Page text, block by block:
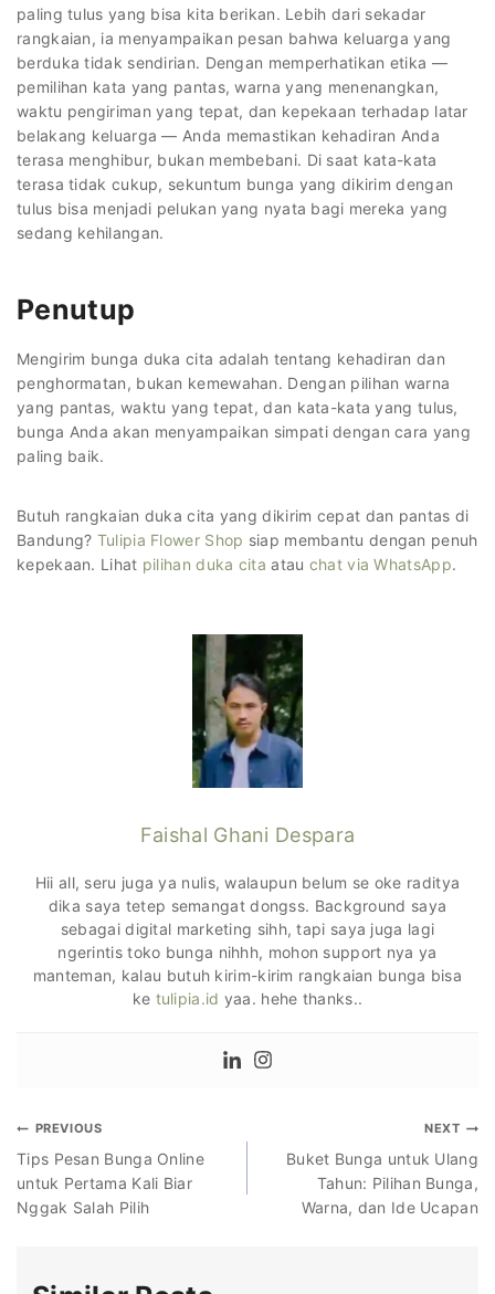
paling tulus yang bisa kita berikan. Lebih dari sekadar
rangkaian, ia menyampaikan pesan bahwa keluarga yang
berduka tidak sendirian. Dengan memperhatikan etika —
pemilihan kata yang pantas, warna yang menenangkan,
waktu pengiriman yang tepat, dan kepekaan terhadap latar
belakang keluarga — Anda memastikan kehadiran Anda
terasa menghibur, bukan membebani. Di saat kata-kata
terasa tidak cukup, sekuntum bunga yang dikirim dengan
tulus bisa menjadi pelukan yang nyata bagi mereka yang
sedang kehilangan.
Penutup
Mengirim bunga duka cita adalah tentang kehadiran dan
penghormatan, bukan kemewahan. Dengan pilihan warna
yang pantas, waktu yang tepat, dan kata-kata yang tulus,
bunga Anda akan menyampaikan simpati dengan cara yang
paling baik.
Butuh rangkaian duka cita yang dikirim cepat dan pantas di
Bandung? Tulipia Flower Shop siap membantu dengan penuh
kepekaan. Lihat pilihan duka cita atau chat via WhatsApp.
Faishal Ghani Despara
Hii all, seru juga ya nulis, walaupun belum se oke raditya
dika saya tetep semangat dongss. Background saya
sebagai digital marketing sihh, tapi saya juga lagi
ngerintis toko bunga nihhh, mohon support nya ya
manteman, kalau butuh kirim-kirim rangkaian bunga bisa
ke tulipia.id yaa. hehe thanks..
PREVIOUS
Tips Pesan Bunga Online
untuk Pertama Kali Biar
Nggak Salah Pilih
NEXT
Buket Bunga untuk Ulang
Tahun: Pilihan Bunga,
Warna, dan Ide Ucapan